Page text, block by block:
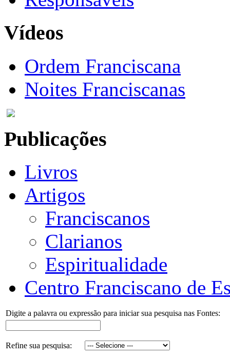
Vídeos
Ordem Franciscana
Noites Franciscanas
Publicações
Livros
Artigos
Franciscanos
Clarianos
Espiritualidade
Centro Franciscano de
Digite a palavra ou expressão para iniciar sua pesquisa nas Fontes:
Refine sua pesquisa: